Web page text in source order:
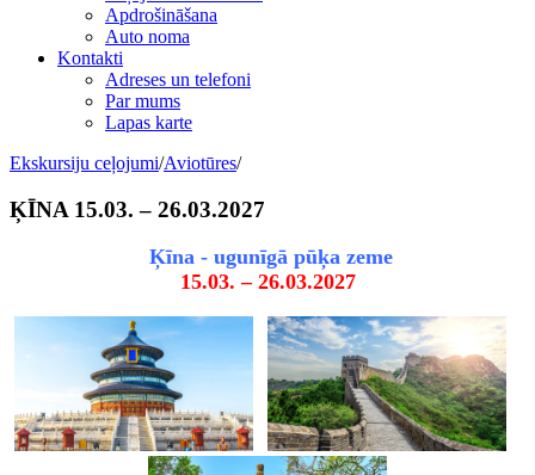
Apdrošināšana
Auto noma
Kontakti
Adreses un telefoni
Par mums
Lapas karte
Ekskursiju ceļojumi/Aviotūres/
ĶĪNA 15.03. – 26.03.2027
Ķīna - ugunīgā pūķa zeme
15.03. – 26.03.2027